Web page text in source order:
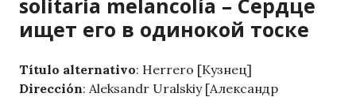
ищет его в одинокой тоске
Título alternativo: Herrero [Кузнец]
Dirección: Aleksandr Uralskiy [Александр